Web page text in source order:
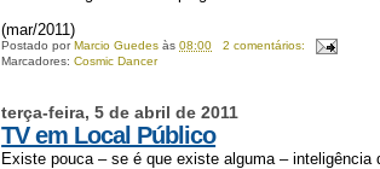
(mar/2011)
Postado porMarcio Guedes às08:00
2 comentários:
Marcadores:Cosmic Dancer
terça-feira, 5 de abril de 2011
TV em Local Público
Existe pouca – se é que existe alguma –